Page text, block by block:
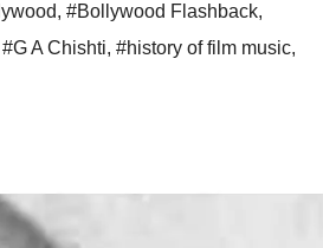
, #Bollywood Flashback,
#G A Chishti, #history of film music,